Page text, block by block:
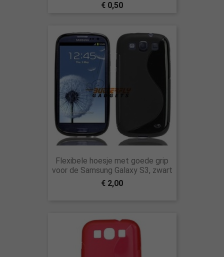
€ 0,50
Flexibele hoesje met goede grip
voor de Samsung Galaxy S3, zwart
€ 2,00